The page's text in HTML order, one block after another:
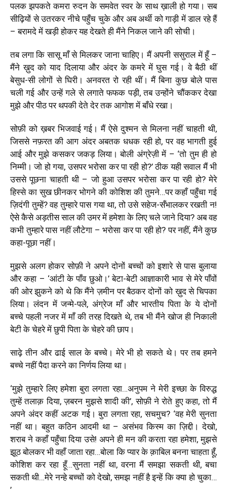
पलक झपकते कमरा रुदन के समवेत स्वर के साथ ख़ाली हो गया। सब
सीढ़ियों से उतरकर नीचे पहुँच चुके और अब अर्थी को गाड़ी में डाल रहे हैं
– बरामदे में खड़ी होकर यह देखते ही मैंने निकल जाने की सोची।
तब लगा कि सासू माँ से मिलकर जाना चाहिए। मैं अपनी ससुराल में हूँ –
मैंने ख़ुद को याद दिलाया और अंदर के कमरे में घुस गई। वे बैठी थीं
बेसुध-सी लोगों से घिरी। अनवरत रो रही थीं। मैं बिना कुछ बोले पास
चली गई और उन्हें गले से लगाते फफक पड़ी, तब उन्होंने चौंककर देखा
मुझे और पीठ पर थपकी देते देर तक आगोश में बाँधे रखा।
सोफ़ी को ख़बर भिजवाई गई। मैं ऐसे दुश्मन से मिलना नहीं चाहती थी,
जिससे नफ़रत की आग अंदर अबतक धधक रही हो, पर वह भागती हुई
आई और मुझे कसकर जकड़ लिया। बोली अंग्रेज़ी में – ‘तो तुम ही हो
निम्मी। जो हो गया, उसपर भरोसा कर पा रही हो?’ठीक यही सवाल मैं भी
उससे पूछना चाहती थी – जो हुआ उसपर भरोसा कर पा रही हो? मेरे
हिस्से का सुख छीनकर भोगने की कोशिश की तुमने…पर कहाँ पहुँचा गई
ज़िदंगी तुम्हें? वह तुम्हारे पास गया था, तो उसे सहेज-सँभालकर रखती न!
ऐसे कैसे अड़तीस साल की उमर में हमेशा के लिए चले जाने दिया? अब वह
कभी तुम्हारे पास नहीं लौटेगा – भरोसा कर पा रही हो? पर नहीं, मैंने कुछ
कहा-पूछा नहीं।
मुझसे अलग होकर सोफ़ी ने अपने दोनों बच्चों को इशारे से पास बुलाया
और कहा – ‘आंटी के पाँव छुओ।’बेटा-बेटी आज्ञाकारी भाव से मेरे पाँवों
की ओर झुकने को थे कि मैंने ज़मीन पर बैठकर दोनों को ख़ुद से चिपका
लिया। लंदन में जन्मे-पले, अंग्रेज माँ और भारतीय पिता के ये दोनों
बच्चे पहली नजर में माँ की तरह दिखते थे, तब भी मैंने खोज ही निकाली
बेटी के चेहरे में छुपी पिता के चेहरे की छाप।
साढ़े तीन और ढाई साल के बच्चे। मेरे भी हो सकते थे। पर तब हमने
बच्चे नहीं पैदा करने का निर्णय लिया था।
‘मुझे तुम्हारे लिए हमेशा बुरा लगता रहा…अनुपम ने मेरी इच्छा के विरुद्ध
तुम्हें तलाक़ दिया, ज़बरन मुझसे शादी की’,सोफ़ी ने रोते हुए कहा, तो मैं
अपने अंदर कहीं अटक गई। बुरा लगता रहा, सचमुच? ‘वह मेरी सुनता
नहीं था। बहुत कठिन आदमी था – असंभव किस्म का ज़िद्दी। देखो,
शराब ने कहाँ पहुँचा दिया उसे! अपने ही मन की करता रहा हमेशा, मुझसे
झूठ बोलकर भी वहाँ जाता रहा…बोला कि प्यार के क़ाबिल बनना चाहता हूँ,
कोशिश कर रहा हूँ…सुनता नहीं था, वरना मैं समझा सकती थी, बचा
सकती थी…मेरे नन्हे बच्चों को देखो, समझ नहीं है इन्हें कि क्या हो चुका…
’